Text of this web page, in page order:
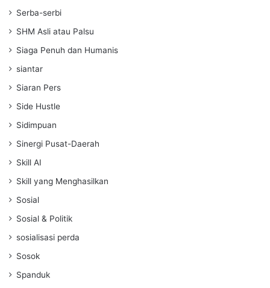
Serba-serbi
SHM Asli atau Palsu
Siaga Penuh dan Humanis
siantar
Siaran Pers
Side Hustle
Sidimpuan
Sinergi Pusat-Daerah
Skill AI
Skill yang Menghasilkan
Sosial
Sosial & Politik
sosialisasi perda
Sosok
Spanduk